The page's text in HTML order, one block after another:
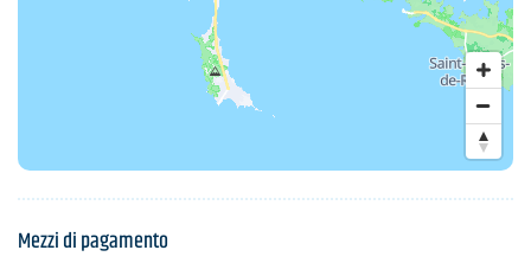
Mezzi di pagamento